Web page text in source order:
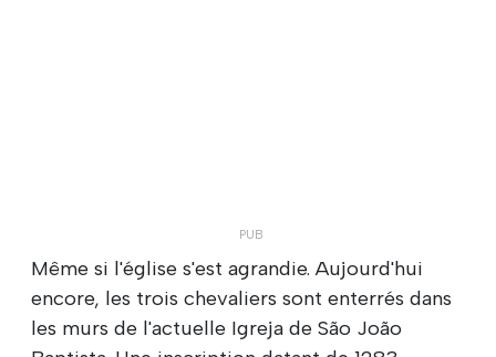
Même si l'église s'est agrandie. Aujourd'hui
encore, les trois chevaliers sont enterrés dans
les murs de l'actuelle Igreja de São João